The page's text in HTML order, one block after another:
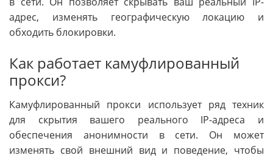
адрес, изменять географическую локацию и
обходить блокировки.
Как работает камуфлированный
прокси?
Камуфлированный прокси использует ряд техник
для скрытия вашего реального IP-адреса и
обеспечения анонимности в сети. Он может
изменять свой внешний вид и поведение, чтобы